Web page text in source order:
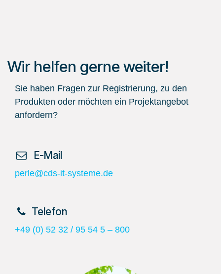
Wir helfen gerne weiter!
Sie haben Fragen zur Registrierung, zu den
Produkten oder möchten ein Projektangebot
anfordern?
​ E-Mail
perle@cds-it-systeme.de
​Telefon
+49 (0) 52 32 / 95 54 5 – 800